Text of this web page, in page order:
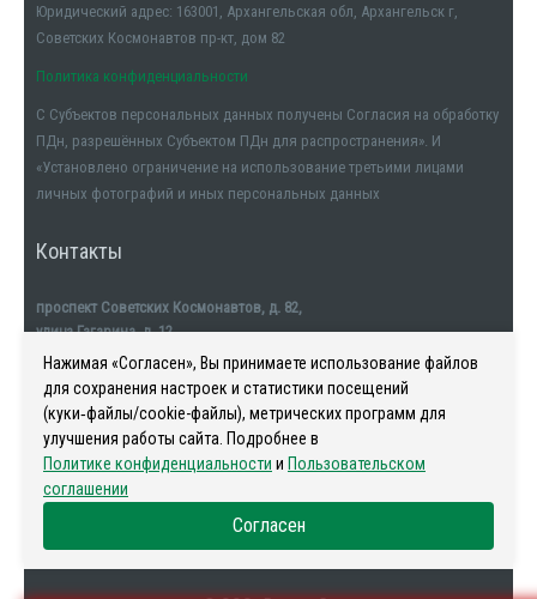
Юридический адрес: 163001, Архангельская обл, Архангельск г,
Советских Космонавтов пр-кт, дом 82
Политика конфиденциальности
С Субъектов персональных данных получены Согласия на обработку
ПДн, разрешённых Субъектом ПДн для распространения». И
«Установлено ограничение на использование третьими лицами
личных фотографий и иных персональных данных
Контакты
проспект Советских Космонавтов, д. 82,
улица Гагарина, д. 12
тел. +7911-554-32-32
Наша история
Нажимая «Согласен», Вы принимаете использование файлов
для сохранения настроек и статистики посещений
(куки‑файлы/cookie-файлы), метрических программ для
улучшения работы сайта. Подробнее в
Политике конфиденциальности и Пользовательском
соглашении
Согласен